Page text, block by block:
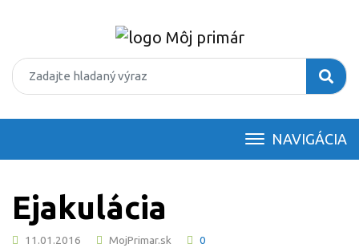
NAVIGÁCIA
Ejakulácia
11.01.2016 MojPrimar.sk 0